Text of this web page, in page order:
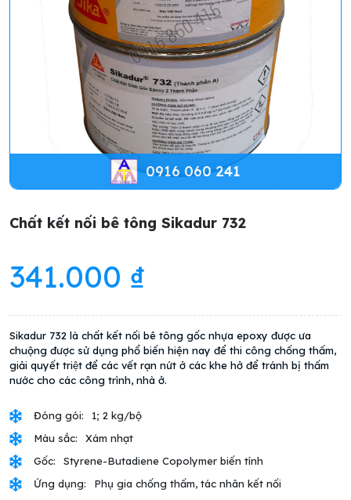
0916 060 241
Chất kết nối bê tông Sikadur 732
341.000 ₫
Sikadur 732 là chất kết nối bê tông gốc nhựa epoxy được ưa
chuộng được sử dụng phổ biến hiện nay để thi công chống thấm,
giải quyết triệt để các vết rạn nứt ở các khe hở để tránh bị thấm
nước cho các công trình, nhà ở.
Đóng gói:
1; 2 kg/bộ
Màu sắc:
Xám nhạt
Gốc:
Styrene-Butadiene Copolymer biến tính
Ứng dụng:
Phụ gia chống thấm, tác nhân kết nối